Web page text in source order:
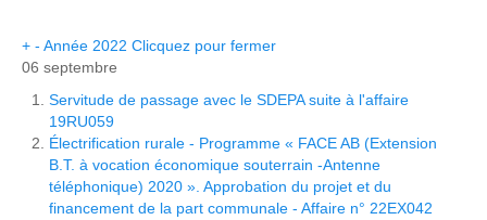
+ - Année 2022 Clicquez pour fermer
06 septembre
Servitude de passage avec le SDEPA suite à l'affaire
19RU059
Électrification rurale - Programme « FACE AB (Extension
B.T. à vocation économique souterrain -Antenne
téléphonique) 2020 ». Approbation du projet et du
financement de la part communale - Affaire n° 22EX042